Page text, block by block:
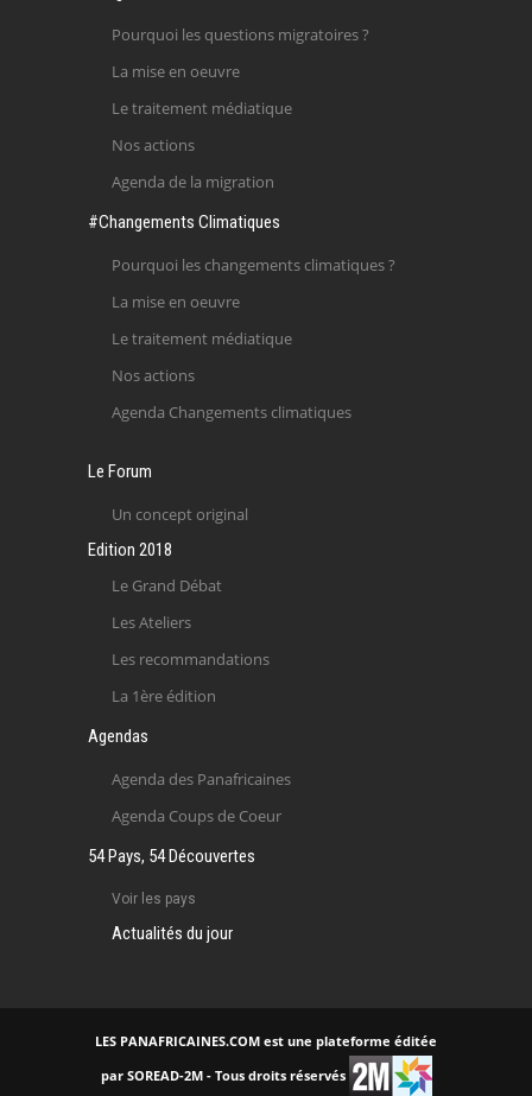
Pourquoi les questions migratoires ?
La mise en oeuvre
Le traitement médiatique
Nos actions
Agenda de la migration
#Changements Climatiques
Pourquoi les changements climatiques ?
La mise en oeuvre
Le traitement médiatique
Nos actions
Agenda Changements climatiques
Le Forum
Un concept original
Edition 2018
Le Grand Débat
Les Ateliers
Les recommandations
La 1ère édition
Agendas
Agenda des Panafricaines
Agenda Coups de Coeur
54 Pays, 54 Découvertes
Voir les pays
Actualités du jour
LES PANAFRICAINES.COM est une plateforme éditée
par SOREAD-2M - Tous droits réservés